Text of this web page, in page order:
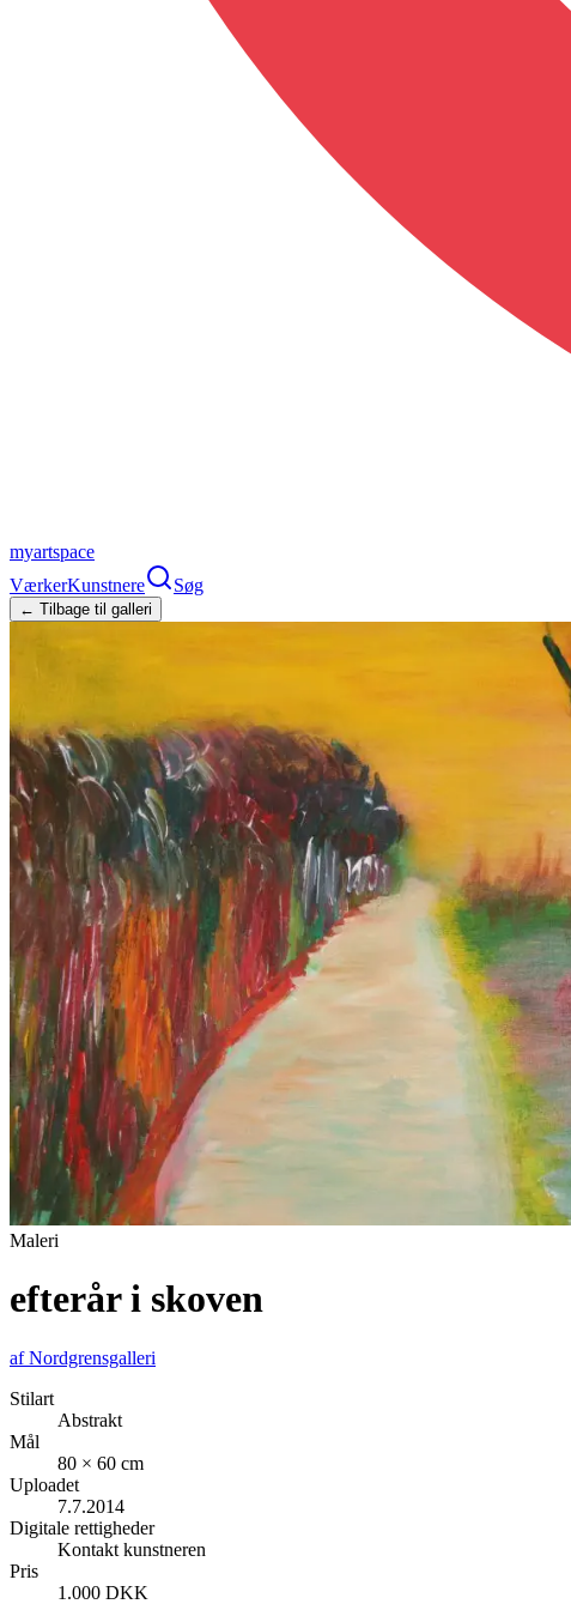
myartspace
VærkerKunstnere Søg
← Tilbage til galleri
Maleri
efterår i skoven
afNordgrensgalleri
Stilart
Abstrakt
Mål
80 × 60 cm
Uploadet
7.7.2014
Digitale rettigheder
Kontakt kunstneren
Pris
1.000 DKK